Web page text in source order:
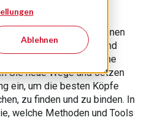
Ablehnen
vor neue
sind von Umworbenen
wollen Fachexperten und
anziehen und offene
Sie neue Wege und setzen
ein, um die besten Köpfe
zu finden und zu binden. In
welche Methoden und Tools